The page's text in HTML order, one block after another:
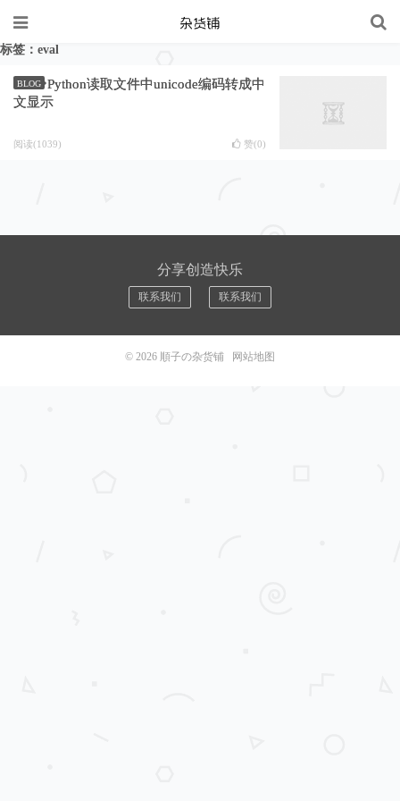
标签：eval
BLOG
Python读取文件中unicode编码转成中
文显示
阅读(1039) 赞(0)
分享创造快乐
联系我们 联系我们
© 2026 順子の杂货铺 网站地图